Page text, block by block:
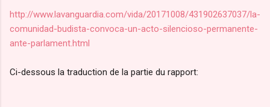
http://www.lavanguardia.com/vida/20171008/431902637037/la-
comunidad-budista-convoca-un-acto-silencioso-permanente-
ante-parlament.html
Ci-dessous la traduction de la partie du rapport: